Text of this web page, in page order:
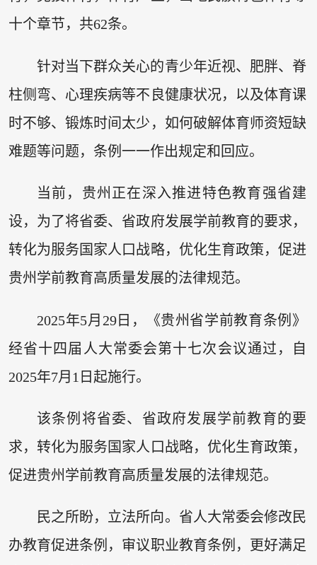
十个章节，共62条。
针对当下群众关心的青少年近视、肥胖、脊
柱侧弯、心理疾病等不良健康状况，以及体育课
时不够、锻炼时间太少，如何破解体育师资短缺
难题等问题，条例一一作出规定和回应。
当前，贵州正在深入推进特色教育强省建
设，为了将省委、省政府发展学前教育的要求，
转化为服务国家人口战略，优化生育政策，促进
贵州学前教育高质量发展的法律规范。
2025年5月29日，《贵州省学前教育条例》
经省十四届人大常委会第十七次会议通过，自
2025年7月1日起施行。
该条例将省委、省政府发展学前教育的要
求，转化为服务国家人口战略，优化生育政策，
促进贵州学前教育高质量发展的法律规范。
民之所盼，立法所向。省人大常委会修改民
办教育促进条例，审议职业教育条例，更好满足